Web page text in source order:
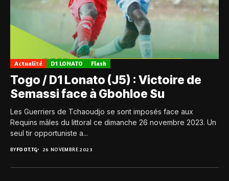
Actualité D1 LONATO Flash
Togo / D1 Lonato (J5) : Victoire de
Semassi face à Gbohloe Su
Les Guerriers de Tchaoudjo se sont imposés face aux
Requins mâles du littoral ce dimanche 26 novembre 2023. Un
seul tir opportuniste a...
BYFOOT.TG 26 NOVEMBRE 2023